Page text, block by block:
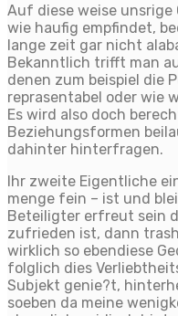
Auf diese weise
wie haufig empfindet,
lange zeit gar nicht
Bekanntlich trifft man
denen zum beispiel die
reprasentabel oder wie
Es wird also doch
Beziehungsformen
dahinter hinterfragen.
Ihr zweite Eigentliche
menge fein – ist und
Beteiligter erfreut sein
zufrieden ist, dann
wirklich so ebendiese
folglich dies
Subjekt genie?t,
soeben da meine